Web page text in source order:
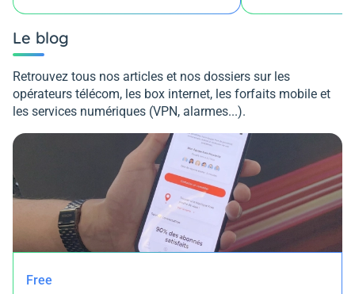
Le blog
Retrouvez tous nos articles et nos dossiers sur les
opérateurs télécom, les box internet, les forfaits mobile et
les services numériques (VPN, alarmes...).
Free